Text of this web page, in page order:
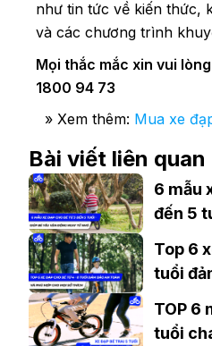
như tin tức về kiến thức,
và các chương trình
Mọi thắc mắc xin vui
1800 94 73
» Xem thêm: Mua xe
Bài viết liên quan
6 mẫu
đến 5
động
Top 6
tuổi
phù
TOP 6
tuổi